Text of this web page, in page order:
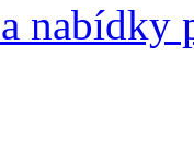
nabídky